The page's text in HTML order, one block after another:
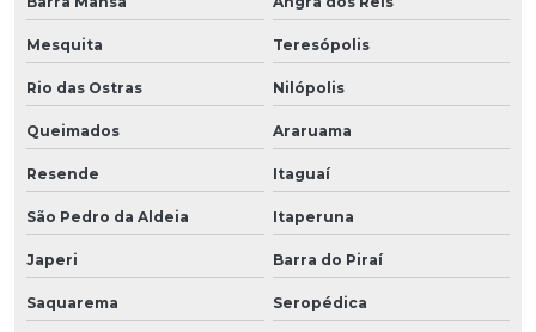
Mesquita Teresópolis
Rio das Ostras Nilópolis
Queimados Araruama
Resende Itaguaí
São Pedro da Aldeia Itaperuna
Japeri Barra do Piraí
Saquarema Seropédica